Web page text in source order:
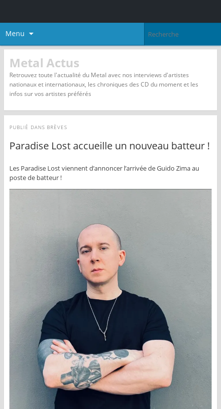
Menu
Metal Actus
Retrouvez toute l'actualité du Metal avec nos interviews d'artistes
nationaux et internationaux, les chroniques des CD du moment et les
infos sur vos artistes préférés
PUBLIÉ DANS BRÈVES
Paradise Lost accueille un nouveau batteur !
Les Paradise Lost viennent d’annoncer l’arrivée de Guido Zima au
poste de batteur !